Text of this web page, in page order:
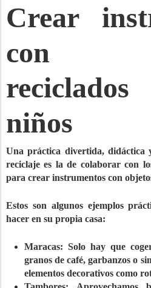
Crear
con
niños
Una práctica divertida,
reciclaje es la de colaborar con
para crear instrumentos con
Estos son algunos ejemplos
hacer en su propia casa:
Maracas: Solo hay que
granos de café, garbanzos o
elementos decorativos como